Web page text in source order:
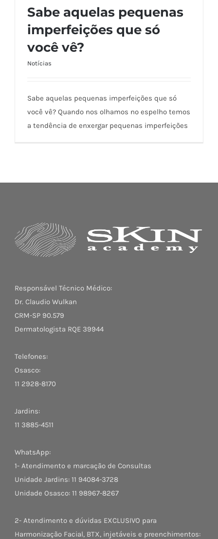
Sabe aquelas pequenas imperfeições que
Sabe aquelas pequenas
imperfeições que só
você vê?
Notícias
Sabe aquelas pequenas imperfeições que só
você vê? Quando nos olhamos no espelho temos
a tendência de enxergar pequenas imperfeições
Responsável Técnico Médico:
Dr. Claudio Wulkan
CRM-SP 90.579
Dermatologista RQE 39944
Telefones:
Osasco:
11 2928-8170
Jardins:
11 3885-4511
WhatsApp:
1- Atendimento e marcação de Consultas
Unidade Jardins: 11 94084-3728
Unidade Osasco: 11 98967-8267
2- Atendimento e dúvidas EXCLUSIVO para
Harmonização Facial, BTX, injetáveis e preenchimentos: